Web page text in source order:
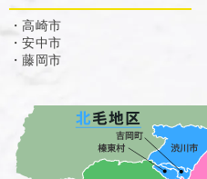
・高崎市
・安中市
・藤岡市